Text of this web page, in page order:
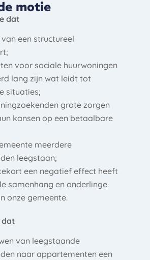
motie
dat
een structureel
voor sociale huurwoningen
lang zijn wat leidt tot
situaties;
grote zorgen
kansen op een betaalbare
meerdere
leegstaan;
een negatief effect heeft
samenhang en onderlinge
onze gemeente.
dat
van leegstaande
naar appartementen een